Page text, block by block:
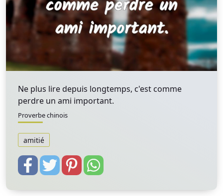
Ne plus lire depuis longtemps, c'est comme
perdre un ami important.
Proverbe chinois
amitié